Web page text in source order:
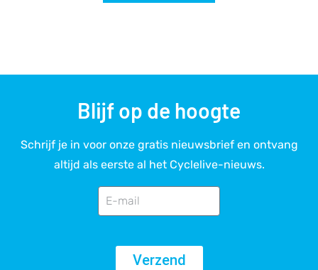
Blijf op de hoogte
Schrijf je in voor onze gratis nieuwsbrief en ontvang
altijd als eerste al het Cyclelive-nieuws.
Verzend